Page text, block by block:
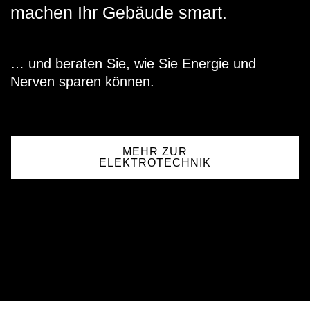
machen Ihr Gebäude smart.
… und beraten Sie, wie Sie Energie und
Nerven sparen können.
MEHR ZUR
ELEKTROTECHNIK